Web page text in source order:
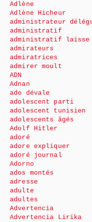
Adlène
Adlène Hicheur
administrateur
administratif
administratif laisse
admirateurs
admiratrices
admirer moult
ADN
Adnan
ado dévale
adolescent parti
adolescent tunisien
adolescents âgés
Adolf Hitler
adoré
adore expliquer
adoré journal
Adorno
ados montés
adresse
adulte
adultes
Advertencia
Advertencia Lirika